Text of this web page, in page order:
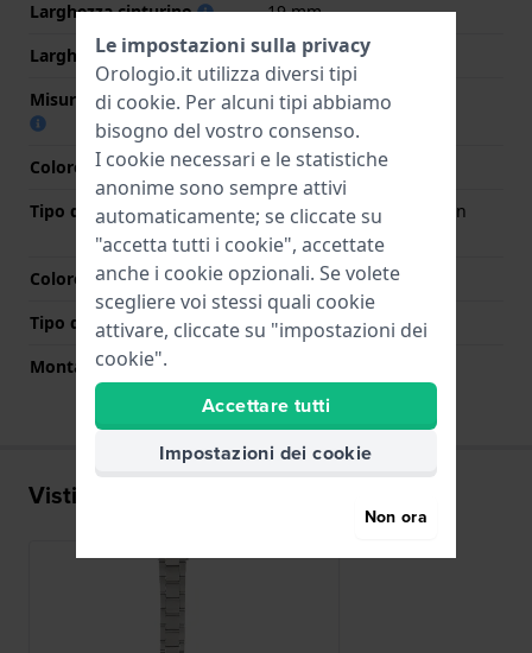
Larghezza cinturino
19 mm
Larghezza tra Anse
19 mm
Misura cinturino alla fibbia
17 mm
Colore cinturino
Grigio
Tipo di chiusura
Chiusura deployante con
bottoni e sicurezza
Colore Chiusura
Grigio
Tipo di montatura
Perni a molla
Montatura dritta
Visti di recente
Le impostazioni sulla privacy
Orologio.it utilizza diversi tipi
di cookie. Per alcuni tipi abbiamo
bisogno del vostro consenso.
I cookie necessari e le statistiche
anonime sono sempre attivi
automaticamente; se cliccate su
"accetta tutti i cookie", accettate
anche i cookie opzionali. Se volete
scegliere voi stessi quali cookie
attivare, cliccate su "impostazioni dei
cookie".
Accettare tutti
Impostazioni dei cookie
Non ora